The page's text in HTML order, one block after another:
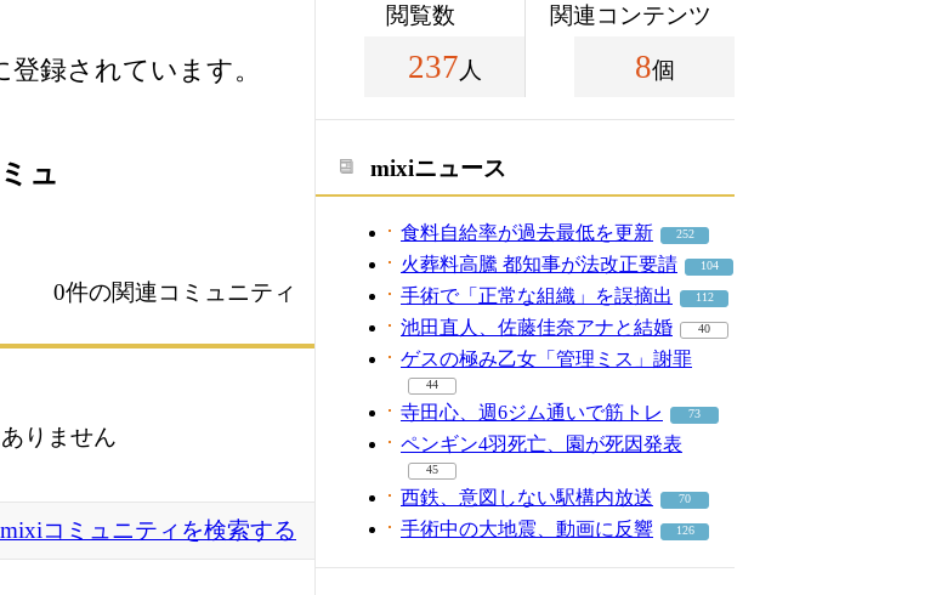
録されています。
ュ
0件の関連コミュニティ
りません
コミュニティを検索する
閲覧数
237 人
関連コンテンツ
8個
mixiニュース
食料自給率が過去最低を更新 252
火葬料高騰 都知事が法改正要請 104
手術で「正常な組織」を誤摘出 112
池田直人、佐藤佳奈アナと結婚 40
ゲスの極み乙女「管理ミス」謝罪
44
寺田心、週6ジム通いで筋トレ 73
ペンギン4羽死亡、園が死因発表
45
西鉄、意図しない駅構内放送 70
手術中の大地震、動画に反響 126